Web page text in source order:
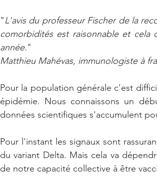
"L'avis du professeur Fischer de la
comorbidités est raisonnable et
année."
Matthieu Mahévas, immunologiste à
Pour la population générale c'est
épidémie. Nous connaissons un
données scientifiques s'accumulent
Pour l'instant les signaux sont
du variant Delta. Mais cela va
de notre capacité collective à être